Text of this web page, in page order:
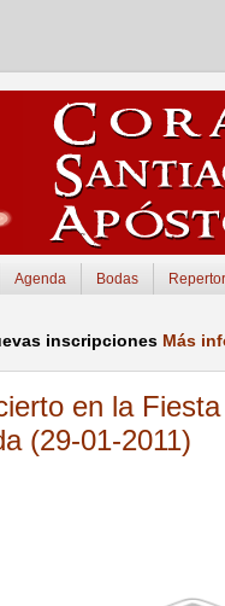
Agenda Bodas
inscripciones Más
en la
(29-01-2011)